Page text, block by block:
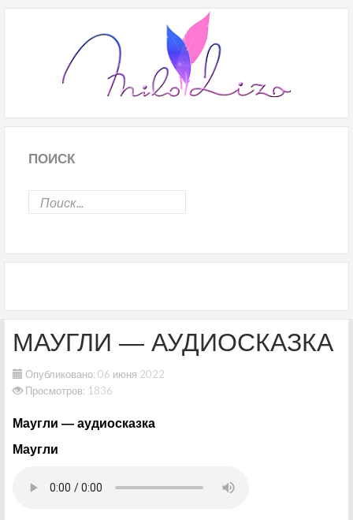
ПОИСК
МАУГЛИ ― АУДИОСКАЗКА
Опубликовано: 06 июня 2022
Просмотров: 1836
Маугли ― аудиосказка
Маугли